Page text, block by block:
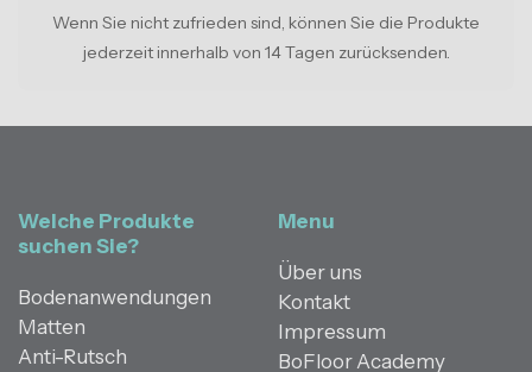
Wenn Sie nicht zufrieden sind, können Sie die Produkte
jederzeit innerhalb von 14 Tagen zurücksenden.
Welche Produkte
suchen Sie?
Bodenanwendungen
Matten
Anti-Rutsch
Menu
Über uns
Kontakt
Impressum
BoFloor Academy